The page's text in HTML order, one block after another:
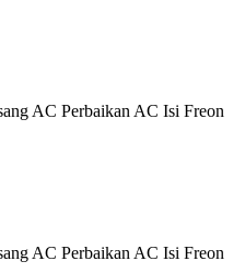
AC Perbaikan AC Isi Freon
AC Perbaikan AC Isi Freon